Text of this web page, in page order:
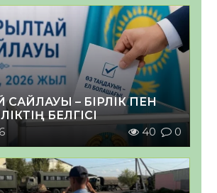
САЙЛАУЫ – БІРЛІК ПЕН
БЕЛГІСІ
40 0